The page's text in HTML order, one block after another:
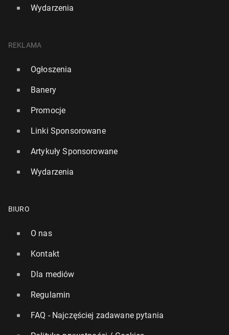
Wydarzenia
REKLAMA
Ogłoszenia
Banery
Promocje
Linki Sponsorowane
Artykuły Sponsorowane
Wydarzenia
BIURO
O nas
Kontakt
Dla mediów
Regulamin
FAQ - Najczęściej zadawane pytania